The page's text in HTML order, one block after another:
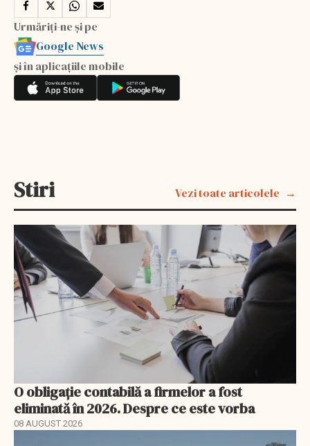
Urmăriți-ne și pe
Google News
și în aplicațiile mobile
Stiri Vezi toate articolele
O obligație contabilă a firmelor a fost
eliminată în 2026. Despre ce este vorba
08 AUGUST 2026